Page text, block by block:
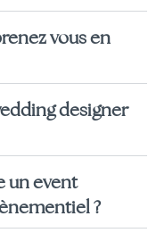
vous en
designer
un event
?